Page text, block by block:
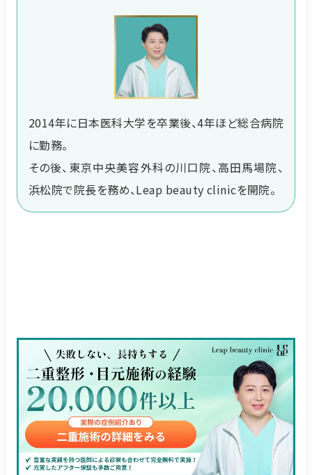
2014年に日本医科大学を卒業後、4年ほど総合病院
に勤務。
その後、東京中央美容外科の川口院、高田馬場院、
浜松院で院長を務め、Leap beauty clinicを開院。